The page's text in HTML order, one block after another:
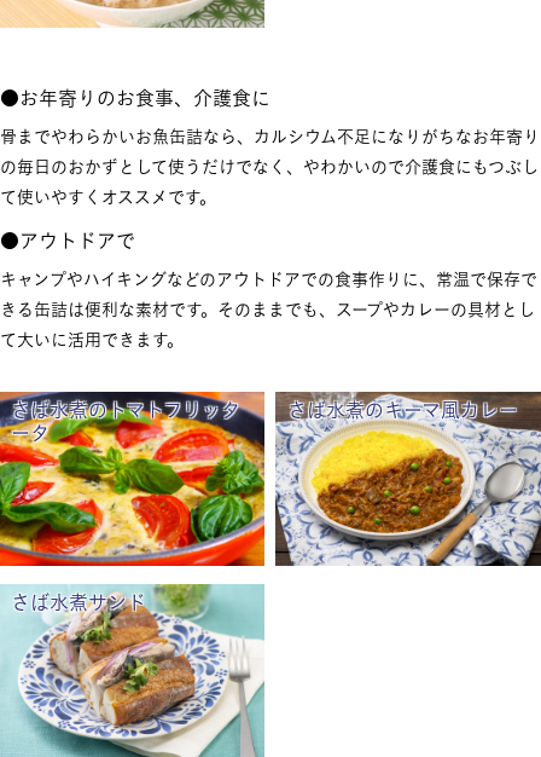
●お年寄りのお食事、介護食に
骨までやわらかいお魚缶詰なら、カルシウム不足になりがちなお年寄り
の毎日のおかずとして使うだけでなく、やわかいので介護食にもつぶし
て使いやすくオススメです。
●アウトドアで
キャンプやハイキングなどのアウトドアでの食事作りに、常温で保存で
きる缶詰は便利な素材です。そのままでも、スープやカレーの具材とし
て大いに活用できます。
さば水煮のトマトフリッタ
ータ
さば水煮のキーマ風カレー
さば水煮サンド